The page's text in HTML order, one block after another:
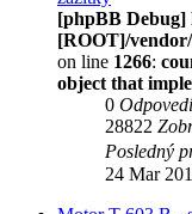
[phpBB Debug]
[ROOT]/
on line 1266:
object that
0 Odpovedí
28822
Posledný
24 Mar